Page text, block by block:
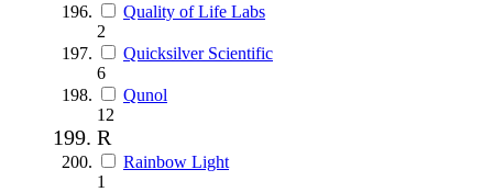
Quality of Life Labs
2
Quicksilver Scientific
6
Qunol
12
R
Rainbow Light
1